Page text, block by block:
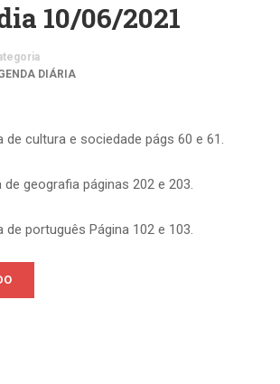
10/06/2021
DIÁRIA
cultura e sociedade págs 60 e 61.
geografia páginas 202 e 203.
português Página 102 e 103.